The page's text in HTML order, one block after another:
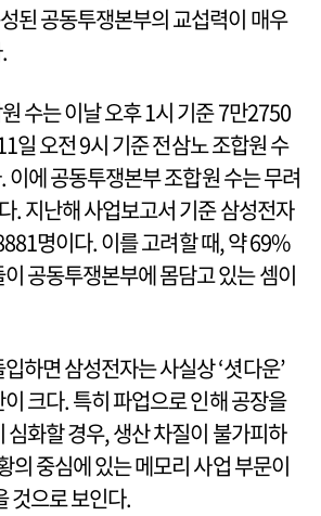
된 공동투쟁본부의 교섭력이 매우
수는 이날 오후 1시 기준 7만2750
일 오전 9시 기준 전삼노 조합원 수
에 공동투쟁본부 조합원 수는 무려
. 지난해 사업보고서 기준 삼성전자
명이다. 이를 고려할 때, 약 69%
공동투쟁본부에 몸담고 있는 셈이
하면 삼성전자는 사실상 ‘셧다운’
크다. 특히 파업으로 인해 공장을
심화할 경우, 생산 차질이 불가피하
의 중심에 있는 메모리 사업 부문이
것으로 보인다.